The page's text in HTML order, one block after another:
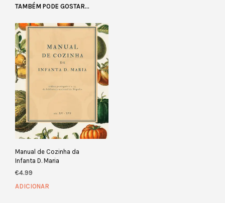
TAMBÉM PODE GOSTAR…
Manual de Cozinha da
Infanta D. Maria
€4.99
ADICIONAR